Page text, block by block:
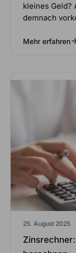
kleines Geld?
demnach
Mehr erfahren
25. August 2025